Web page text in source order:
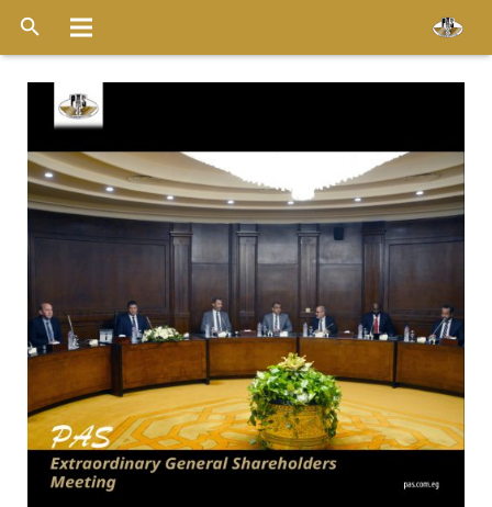
الرئيسية
خدماتنا
الاسطول
قواعد التشغيل
ميديا
وظائف
اخر الأخبار
أتصل بنا